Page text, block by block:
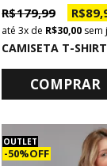
R$ 179,99 R$
3x de R$ 30,00 sem
COMPRAR
OUTLET
50% OFF